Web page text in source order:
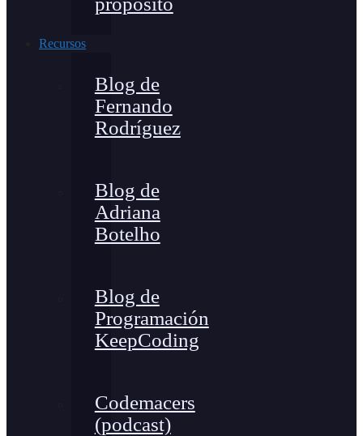
Recursos
Blog de
Fernando
Rodríguez
Blog de
Adriana
Botelho
Blog de
Programación
KeepCoding
Codemacers
(podcast)